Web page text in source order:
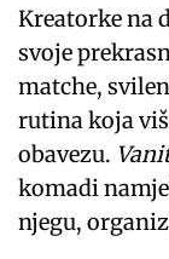
Kreatorke na
svoje
matche,
rutina koja
obavezu.
komadi
njegu,